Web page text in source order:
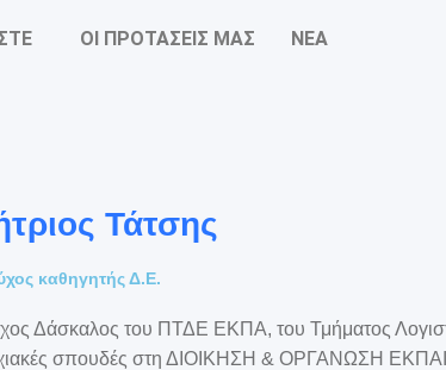
ΟΙ ΠΡΟΤΑΣΕΙΣ ΜΑΣ ΝΕΑ
Τάτσης
καθηγητής Δ.Ε.
Δάσκαλος του ΠΤΔΕ ΕΚΠΑ, του Τμήματος
σπουδές στη ΔΙΟΙΚΗΣΗ & ΟΡΓΑΝΩΣΗ